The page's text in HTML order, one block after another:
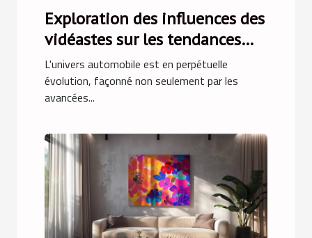
Exploration des influences des
vidéastes sur les tendances
automobiles
L'univers automobile est en perpétuelle
évolution, façonné non seulement par les
avancées...